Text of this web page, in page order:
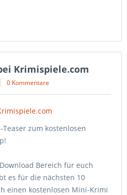
Krimispiele.com
0 Kommentare
zum kostenlosen
Bereich für euch
es für die nächsten 10
einen kostenlosen Mini-Krimi